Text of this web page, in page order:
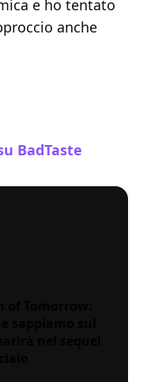
e ho tentato
anche
BadTaste
Tomorrow:
sappiamo sul